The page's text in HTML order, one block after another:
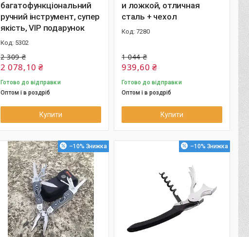
багатофункціональний
ручний інструмент, супер
якість, VIP подарунок
5302
2 309 ₴
2 078,10 ₴
Готово до відправки
Оптом і в роздріб
Купити
и ложкой, отличная
сталь + чехол
7280
1 044 ₴
939,60 ₴
Готово до відправки
Оптом і в роздріб
Купити
–10% –10%